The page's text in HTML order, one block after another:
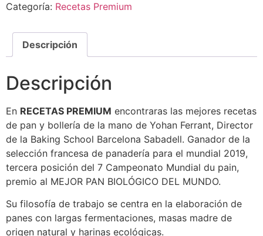
Categoría: Recetas Premium
Descripción
Descripción
En RECETAS PREMIUM encontraras las mejores recetas
de pan y bollería de la mano de Yohan Ferrant, Director
de la Baking School Barcelona Sabadell. Ganador de la
selección francesa de panadería para el mundial 2019,
tercera posición del 7 Campeonato Mundial du pain,
premio al MEJOR PAN BIOLÓGICO DEL MUNDO.
Su filosofía de trabajo se centra en la elaboración de
panes con largas fermentaciones, masas madre de
origen natural y harinas ecológicas.